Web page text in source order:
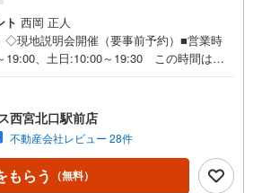
ト 西岡 正人
◇現地説明会開催（要事前予約）■営業時
19:00、土日:10:00～19:30 この時間はお
の交通便利な立地です。駅周辺多数の生活
。建築条件ございません。お好みの工務
ーで建築が可能です。○センチュリー21
の3つの特徴○■センチュリー21グループ
（1997年～2024年兵庫地区仲介実績） 西
・宝塚にて8店舗展開中。阪神間での購入や
西宮北口駅前店
不動産会社レビュー 28件
もらう （無料）